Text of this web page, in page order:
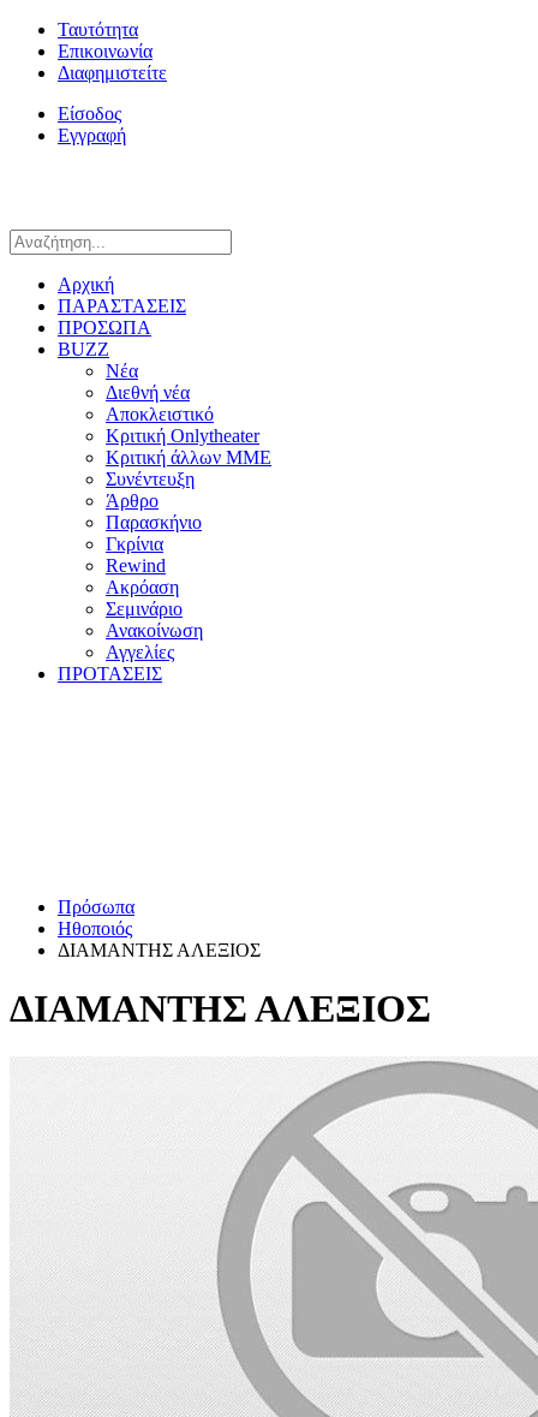
Ταυτότητα
Επικοινωνία
Διαφημιστείτε
Είσοδος
Εγγραφή
Αρχική
ΠΑΡΑΣΤΑΣΕΙΣ
ΠΡΟΣΩΠΑ
BUZZ
Νέα
Διεθνή νέα
Αποκλειστικό
Κριτική Onlytheater
Κριτική άλλων ΜΜΕ
Συνέντευξη
Άρθρο
Παρασκήνιο
Γκρίνια
Rewind
Ακρόαση
Σεμινάριο
Ανακοίνωση
Αγγελίες
ΠΡΟΤΑΣΕΙΣ
Πρόσωπα
Ηθοποιός
ΔΙΑΜΑΝΤΗΣ ΑΛΕΞΙΟΣ
ΔΙΑΜΑΝΤΗΣ ΑΛΕΞΙΟΣ